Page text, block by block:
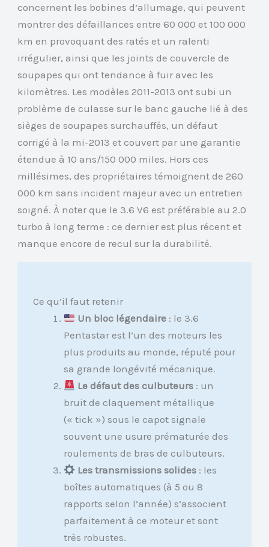
concernent les bobines d’allumage, qui peuvent
montrer des défaillances entre 60 000 et 100 000
km en provoquant des ratés et un ralenti
irrégulier, ainsi que les joints de couvercle de
soupapes qui ont tendance à fuir avec les
kilomètres. Les modèles 2011-2013 ont subi un
problème de culasse sur le banc gauche lié à des
sièges de soupapes surchauffés, un défaut
corrigé à la mi-2013 et couvert par une garantie
étendue à 10 ans/150 000 miles. Hors ces
millésimes, des propriétaires témoignent de 260
000 km sans incident majeur avec un entretien
soigné. À noter que le 3.6 V6 est préférable au 2.0
turbo à long terme : ce dernier est plus récent et
manque encore de recul sur la durabilité.
Ce qu’il faut retenir
Un bloc légendaire : le 3.6
Pentastar est l’un des moteurs les
plus produits au monde, réputé pour
sa grande longévité mécanique.
Le défaut des culbuteurs : un
bruit de claquement métallique
(« tick ») sous le capot signale
souvent une usure prématurée des
roulements de bras de culbuteurs.
Les transmissions solides : les
boîtes automatiques (à 5 ou 8
rapports selon l’année) s’associent
parfaitement à ce moteur et sont
très robustes.